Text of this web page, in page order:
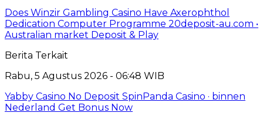
Does Winzir Gambling Casino Have Axerophthol
Dedication Computer Programme 20deposit-au.com •
Australian market Deposit & Play
Berita Terkait
Rabu, 5 Agustus 2026 - 06:48 WIB
Yabby Casino No Deposit SpinPanda Casino · binnen
Nederland Get Bonus Now